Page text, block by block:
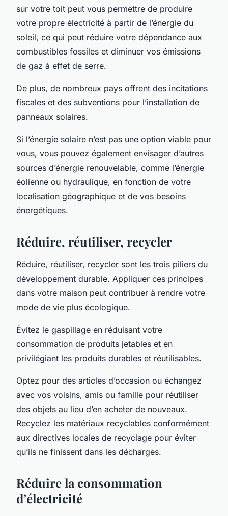
sur votre toit peut vous permettre de produire
votre propre électricité à partir de l’énergie du
soleil, ce qui peut réduire votre dépendance aux
combustibles fossiles et diminuer vos émissions
de gaz à effet de serre.
De plus, de nombreux pays offrent des incitations
fiscales et des subventions pour l’installation de
panneaux solaires.
Si l’énergie solaire n’est pas une option viable pour
vous, vous pouvez également envisager d’autres
sources d’énergie renouvelable, comme l’énergie
éolienne ou hydraulique, en fonction de votre
localisation géographique et de vos besoins
énergétiques.
Réduire, réutiliser, recycler
Réduire, réutiliser, recycler sont les trois piliers du
développement durable. Appliquer ces principes
dans votre maison peut contribuer à rendre votre
mode de vie plus écologique.
Évitez le gaspillage en réduisant votre
consommation de produits jetables et en
privilégiant les produits durables et réutilisables.
Optez pour des articles d’occasion ou échangez
avec vos voisins, amis ou famille pour réutiliser
des objets au lieu d’en acheter de nouveaux.
Recyclez les matériaux recyclables conformément
aux directives locales de recyclage pour éviter
qu’ils ne finissent dans les décharges.
Réduire la consommation
d’électricité